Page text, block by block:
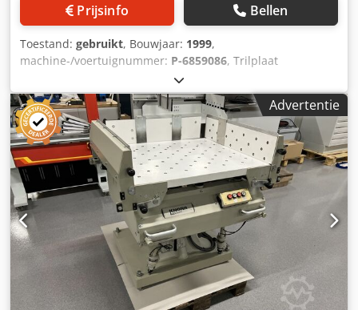
Prijsinfo Bellen
Toestand: gebruikt, Bouwjaar: 1999,
machine-/voertuignummer: P-6859086, Trilplaat
Machinenummer: P-6859086 Cjdpfx Abeg Stklo Aorf 800 x
1340 mm
Advertentie